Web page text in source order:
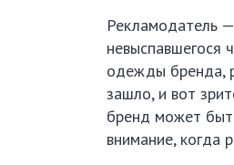
Рекламодатель
невыспавшегося
одежды бренда,
зашло, и вот
бренд может
внимание, когда